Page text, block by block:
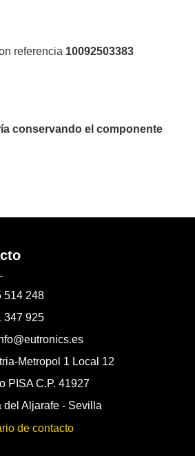
referencia 10092503383
conservando el componente
514 248
347 925
Metropol 1 Local 12
PISA C.P. 41927
del Aljarafe - Sevilla
de contacto